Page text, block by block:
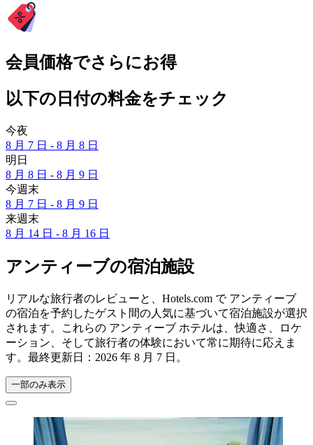
会員価格でさらにお得
以下の日付の料金をチェック
今夜
8 月 7 日 - 8 月 8 日
明日
8 月 8 日 - 8 月 9 日
今週末
8 月 7 日 - 8 月 9 日
来週末
8 月 14 日 - 8 月 16 日
アンティーブの宿泊施設
リアルな旅行者のレビューと、Hotels.com で アンティーブ
の宿泊を予約したゲスト間の人気に基づいて宿泊施設が選択
されます。これらの アンティーブ ホテルは、快適さ、ロケ
ーション、そして旅行者の体験において常に期待に応えま
す。最終更新日： 2026 年 8 月 7 日 。
一部のみ表示